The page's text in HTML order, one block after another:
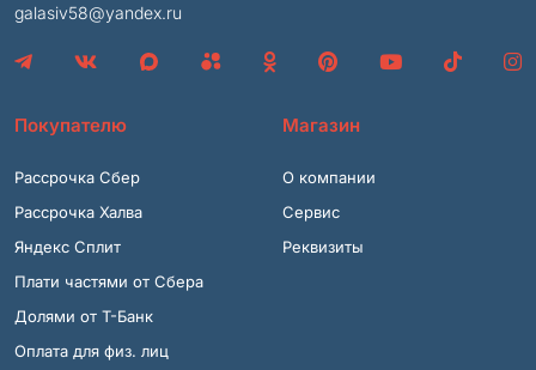
galasiv58@yandex.ru
Покупателю
Рассрочка Сбер
Рассрочка Халва
Яндекс Сплит
Плати частями от Сбера
Долями от Т-Банк
Оплата для физ. лиц
Магазин
О компании
Сервис
Реквизиты